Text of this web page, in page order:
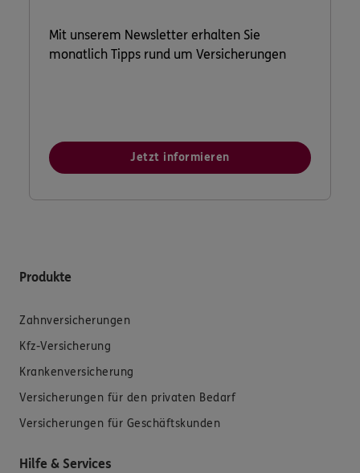
Mit unserem Newsletter erhalten Sie
monatlich Tipps rund um Versicherungen
Jetzt informieren
Produkte
Zahnversicherungen
Kfz-Versicherung
Krankenversicherung
Versicherungen für den privaten Bedarf
Versicherungen für Geschäftskunden
Hilfe & Services